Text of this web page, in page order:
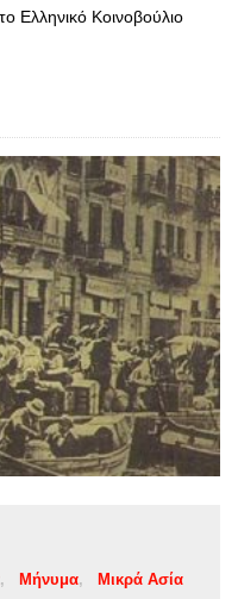
Ελληνικό Κοινοβούλιο
Μήνυμα Μικρά Ασία